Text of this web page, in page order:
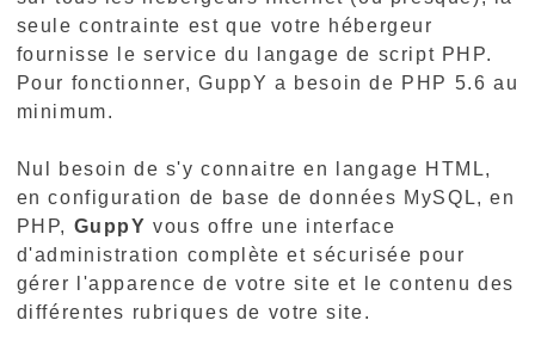
seule contrainte est que votre hébergeur
fournisse le service du langage de script PHP.
Pour fonctionner, GuppY a besoin de PHP 5.6 au
minimum.
Nul besoin de s'y connaitre en langage HTML,
en configuration de base de données MySQL, en
PHP, GuppY vous offre une interface
d'administration complète et sécurisée pour
gérer l'apparence de votre site et le contenu des
différentes rubriques de votre site.